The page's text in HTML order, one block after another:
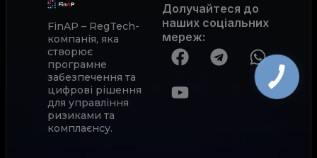
FinAP – RegTech-
компанія, яка
створює
програмне
забезпечення та
цифрові рішення
для управління
ризиками та
комплаєнсу.
Долучайтеся до
наших соціальних
мереж: